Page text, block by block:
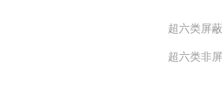
超六类屏
超六类非